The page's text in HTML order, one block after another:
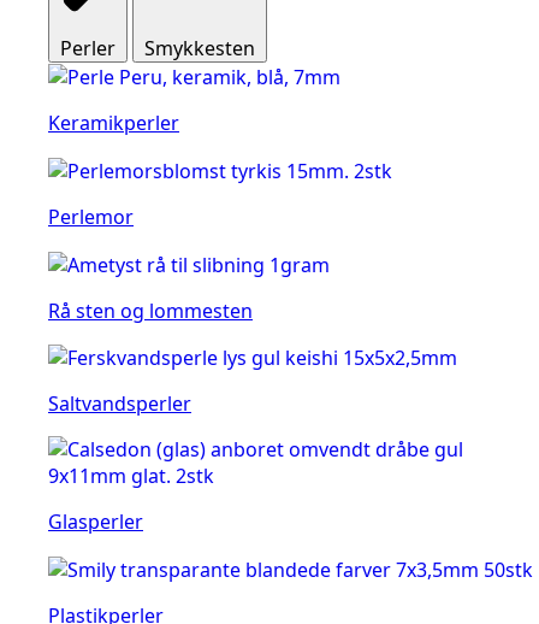
Perler Smykkesten
Keramikperler
Perlemor
Rå sten og lommesten
Saltvandsperler
Glasperler
Plastikperler